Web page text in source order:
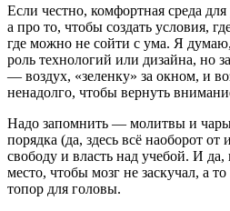
Если честно, комфортная среда
а про то, чтобы создать условия,
где можно не сойти с ума. Я
роль технологий или дизайна, но
— воздух, «зеленку» за окном, и
ненадолго, чтобы вернуть
Надо запомнить — молитвы и
порядка (да, здесь всё наоборот от
свободу и власть над учебой. И
место, чтобы мозг не заскучал, а
топор для головы.